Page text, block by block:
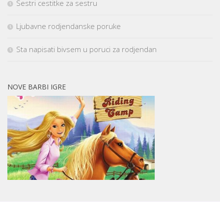
Sestri cestitke za sestru
Ljubavne rodjendanske poruke
Sta napisati bivsem u poruci za rodjendan
NOVE BARBI IGRE